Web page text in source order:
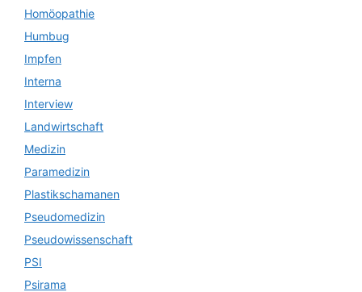
Homöopathie
Humbug
Impfen
Interna
Interview
Landwirtschaft
Medizin
Paramedizin
Plastikschamanen
Pseudomedizin
Pseudowissenschaft
PSI
Psirama